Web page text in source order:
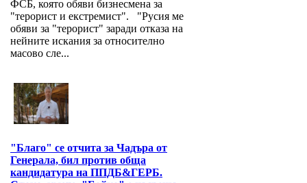
ФСБ, която обяви бизнесмена за
"терорист и екстремист". "Русия ме
обяви за "терорист" заради отказа на
нейните искания за относително
масово сле...
"Благо" се отчита за Чадъра от
Генерала, бил против обща
кандидатура на ППДБ&ГЕРБ.